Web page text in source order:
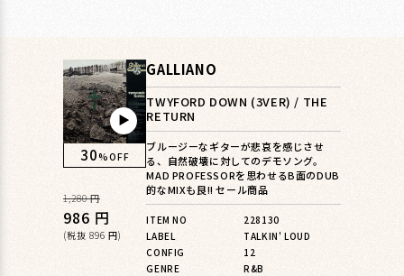
▶︎
30%OFF
通
常
価
1,280 円
セ
ー
986 円
(税抜 896 円)
GALLIANO
TWYFORD DOWN (3VER) / THE
RETURN
ブルージーなギターが悲哀を感じさせ
る、自然破壊に対してのデモソング。
MAD PROFESSORを思わせるB面のDUB
的なMIXも良!! セール商品
ITEM NO
228130
LABEL
TALKIN' LOUD
CONFIG
12
GENRE
R&B